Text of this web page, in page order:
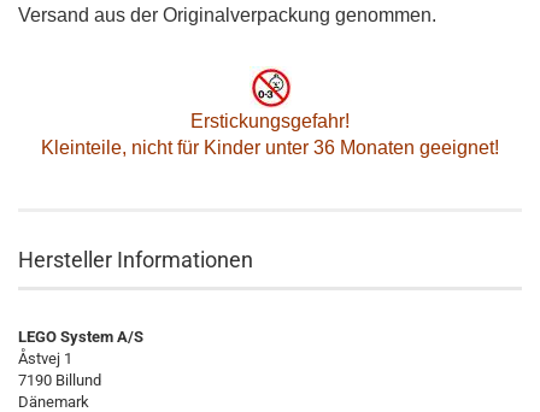
Versand aus der Originalverpackung genommen.
Erstickungsgefahr!
Kleinteile, nicht für Kinder unter 36 Monaten geeignet!
Hersteller Informationen
LEGO System A/S
Åstvej 1
7190 Billund
Dänemark